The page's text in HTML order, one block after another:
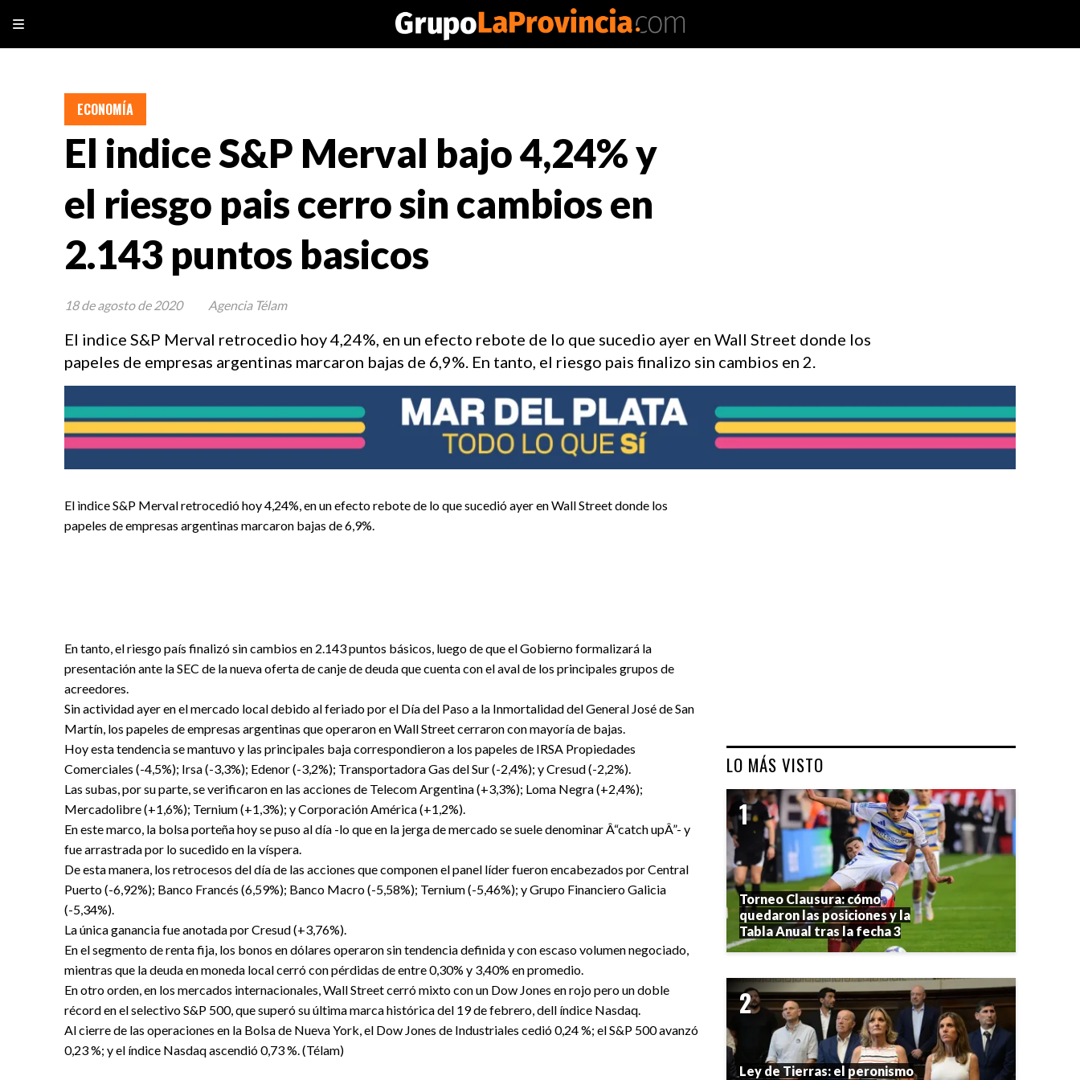
El indice S&P Merval bajo 4,24% y
el riesgo pais cerro sin cambios en
2.143 puntos basicos
El indice S&P Merval retrocedio hoy 4,24%, en un efecto rebote de lo que sucedio ayer en Wall Street donde los
papeles de empresas argentinas marcaron bajas de 6,9%. En tanto, el riesgo pais finalizo sin cambios en 2.
ECONOMÍA
18 de agosto de 2020 Agencia Télam
El ìndice S&P Merval retrocedió hoy 4,24%, en un efecto rebote de lo que sucedió ayer en Wall Street donde los
papeles de empresas argentinas marcaron bajas de 6,9%.
En tanto, el riesgo país finalizó sin cambios en 2.143 puntos básicos, luego de que el Gobierno formalizará la
presentación ante la SEC de la nueva oferta de canje de deuda que cuenta con el aval de los principales grupos de
acreedores.
Sin actividad ayer en el mercado local debido al feriado por el Día del Paso a la Inmortalidad del General José de San
Martín, los papeles de empresas argentinas que operaron en Wall Street cerraron con mayoría de bajas.
Hoy esta tendencia se mantuvo y las principales baja correspondieron a los papeles de IRSA Propiedades
Comerciales (-4,5%); Irsa (-3,3%); Edenor (-3,2%); Transportadora Gas del Sur (-2,4%); y Cresud (-2,2%).
Las subas, por su parte, se verificaron en las acciones de Telecom Argentina (+3,3%); Loma Negra (+2,4%);
Mercadolibre (+1,6%); Ternium (+1,3%); y Corporación América (+1,2%).
En este marco, la bolsa porteña hoy se puso al día -lo que en la jerga de mercado se suele denominar Â“catch upÂ”- y
fue arrastrada por lo sucedido en la víspera.
De esta manera, los retrocesos del día de las acciones que componen el panel líder fueron encabezados por Central
Puerto (-6,92%); Banco Francés (6,59%); Banco Macro (-5,58%); Ternium (-5,46%); y Grupo Financiero Galicia
(-5,34%).
La única ganancia fue anotada por Cresud (+3,76%).
En el segmento de renta fija, los bonos en dólares operaron sin tendencia definida y con escaso volumen negociado,
mientras que la deuda en moneda local cerró con pérdidas de entre 0,30% y 3,40% en promedio.
En otro orden, en los mercados internacionales, Wall Street cerró mixto con un Dow Jones en rojo pero un doble
récord en el selectivo S&P 500, que superó su última marca histórica del 19 de febrero, dell índice Nasdaq.
Al cierre de las operaciones en la Bolsa de Nueva York, el Dow Jones de Industriales cedió 0,24 %; el S&P 500 avanzó
0,23 %; y el índice Nasdaq ascendió 0,73 %. (Télam)
LO MÁS VISTO
Torneo Clausura: cómo
quedaron las posiciones y la
Tabla Anual tras la fecha 3
Ley de Tierras: el peronismo